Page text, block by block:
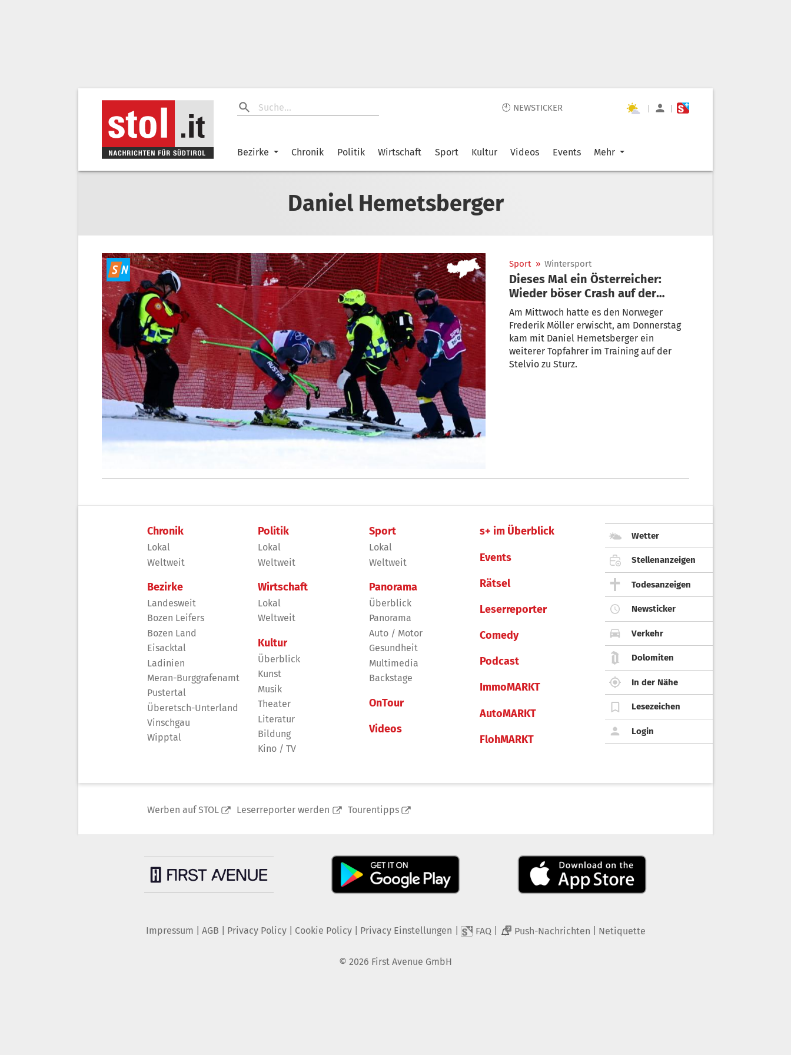
🕙 NEWSTICKER | |
Bezirke Chronik Politik Wirtschaft Sport Kultur Videos Events Mehr
Daniel Hemetsberger
Sport » Wintersport
Dieses Mal ein Österreicher:
Wieder böser Crash auf der
Stelvio
Am Mittwoch hatte es den Norweger
Frederik Möller erwischt, am Donnerstag
kam mit Daniel Hemetsberger ein
weiterer Topfahrer im Training auf der
Stelvio zu Sturz.
Chronik
Lokal
Weltweit
Bezirke
Landesweit
Bozen Leifers
Bozen Land
Eisacktal
Ladinien
Meran-Burggrafenamt
Pustertal
Überetsch-Unterland
Vinschgau
Wipptal
Politik
Lokal
Weltweit
Wirtschaft
Lokal
Weltweit
Kultur
Überblick
Kunst
Musik
Theater
Literatur
Bildung
Kino / TV
Sport
Lokal
Weltweit
Panorama
Überblick
Panorama
Auto / Motor
Gesundheit
Multimedia
Backstage
OnTour
Videos
s+ im Überblick
Events
Rätsel
Leserreporter
Comedy
Podcast
ImmoMARKT
AutoMARKT
FlohMARKT
Wetter
Stellenanzeigen
Todesanzeigen
Newsticker
Verkehr
Dolomiten
In der Nähe
Lesezeichen
Login
Werben auf STOL Leserreporter werden Tourentipps
Impressum AGB Privacy Policy| Cookie Policy| Privacy Einstellungen FAQ 2 Push-Nachrichten Netiquette
© 2026 First Avenue GmbH